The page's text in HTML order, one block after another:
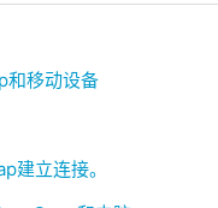
移动设备
建立连接。